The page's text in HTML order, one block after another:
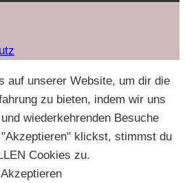
auf unserer Website, um dir die
zu bieten, indem wir uns
wiederkehrenden Besuche
klickst, stimmst du
Cookies zu.
Akzeptieren